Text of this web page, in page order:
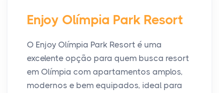
Enjoy Olímpia Park Resort
O Enjoy Olímpia Park Resort é uma
excelente opção para quem busca resort
em Olímpia com apartamentos amplos,
modernos e bem equipados, ideal para